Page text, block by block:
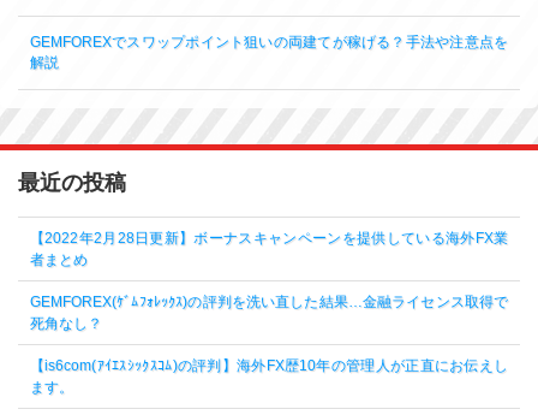
GEMFOREXでスワップポイント狙いの両建てが稼げる？手法や注意点を
解説
最近の投稿
【2022年2月28日更新】ボーナスキャンペーンを提供している海外FX業
者まとめ
GEMFOREX(ｹﾞﾑﾌｫﾚｯｸｽ)の評判を洗い直した結果…金融ライセンス取得で
死角なし？
【is6com(ｱｲｴｽｼｯｸｽｺﾑ)の評判】海外FX歴10年の管理人が正直にお伝えし
ます。